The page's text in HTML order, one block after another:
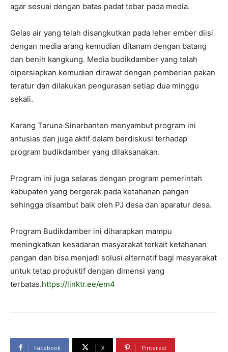
agar sesuai dengan batas padat tebar pada media.
Gelas air yang telah disangkutkan pada leher ember diisi
dengan media arang kemudian ditanam dengan batang
dan benih kangkung. Media budikdamber yang telah
dipersiapkan kemudian dirawat dengan pemberian pakan
teratur dan dilakukan pengurasan setiap dua minggu
sekali.
Karang Taruna Sinarbanten menyambut program ini
antusias dan juga aktif dalam berdiskusi terhadap
program budikdamber yang dilaksanakan.
Program ini juga selaras dengan program pemerintah
kabupaten yang bergerak pada ketahanan pangan
sehingga disambut baik oleh PJ desa dan aparatur desa.
Program Budikdamber ini diharapkan mampu
meningkatkan kesadaran masyarakat terkait ketahanan
pangan dan bisa menjadi solusi alternatif bagi masyarakat
untuk tetap produktif dengan dimensi yang
terbatas.https://linktr.ee/em4
Facebook X Pinterest